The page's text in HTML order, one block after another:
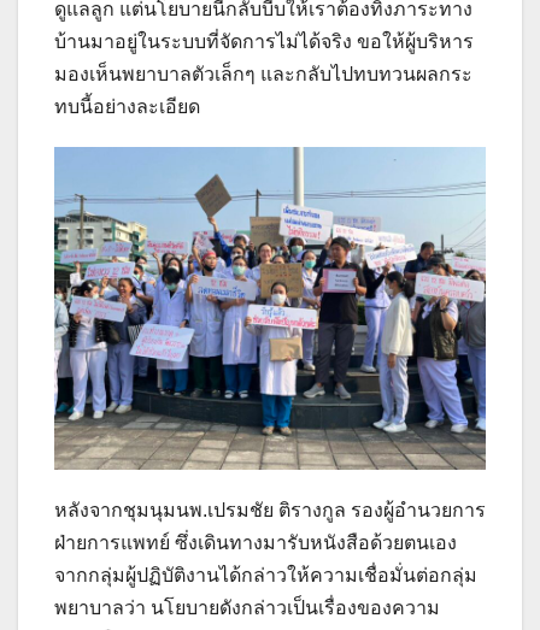
ดูแลลูก แต่นโยบายนี้กลับบีบให้เราต้องทิ้งภาระทาง
บ้านมาอยู่ในระบบที่จัดการไม่ได้จริง ขอให้ผู้บริหาร
มองเห็นพยาบาลตัวเล็กๆ และกลับไปทบทวนผลกระ
ทบนี้อย่างละเอียด
หลังจากชุมนุมนพ.เปรมชัย ติรางกูล รองผู้อำนวยการ
ฝ่ายการแพทย์ ซึ่งเดินทางมารับหนังสือด้วยตนเอง
จากกลุ่มผู้ปฏิบัติงานได้กล่าวให้ความเชื่อมั่นต่อกลุ่ม
พยาบาลว่า นโยบายดังกล่าวเป็นเรื่องของความ